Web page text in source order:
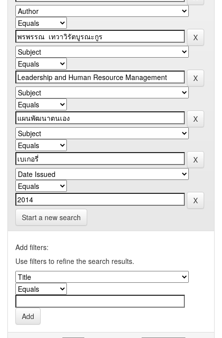
Start a new search
Add filters:
Use filters to refine the search results.